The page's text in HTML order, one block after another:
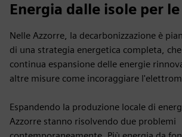
Energia dalle isole per
Nelle Azzorre, la decarbonizzazione è
di una strategia energetica completa,
continua espansione delle energie
altre misure come incoraggiare
Espandendo la produzione locale di
Azzorre stanno risolvendo due problemi